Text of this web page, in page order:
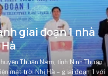
giai đoạn 1 nhà
Thuận Nam, tỉnh Ninh Thuận
mặt trời Nhị Hà – giai đoạn 1 với